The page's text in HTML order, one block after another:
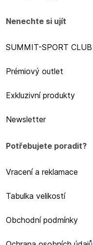
Nenechte si ujít
SUMMIT-SPORT CLUB
Prémiový outlet
Exkluzivní produkty
Newsletter
Potřebujete poradit?
Vracení a reklamace
Tabulka velikostí
Obchodní podmínky